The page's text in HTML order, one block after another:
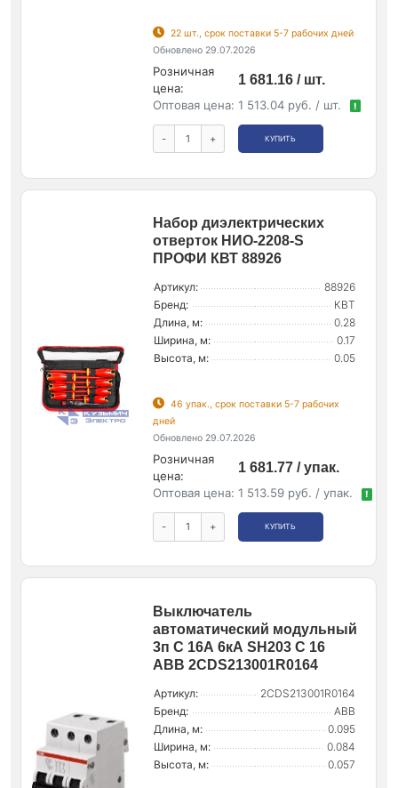
22 шт., срок поставки 5-7 рабочих дней
Обновлено 29.07.2026
Розничная
цена:
1 681.16 / шт.
Оптовая цена: 1 513.04 руб. / шт. !
- + КУПИТЬ
Набор диэлектрических
отверток НИО-2208-S
ПРОФИ КВТ 88926
Артикул:
88926
Бренд:
КВТ
Длина, м:
0.28
Ширина, м:
0.17
Высота, м:
0.05
46 упак., срок поставки 5-7 рабочих
дней
Обновлено 29.07.2026
Розничная
цена:
1 681.77 / упак.
Оптовая цена: 1 513.59 руб. / упак. !
- + КУПИТЬ
Выключатель
автоматический модульный
3п C 16А 6кА SH203 C 16
ABB 2CDS213001R0164
Артикул:
2CDS213001R0164
Бренд:
ABB
Длина, м:
0.095
Ширина, м:
0.084
Высота, м:
0.057